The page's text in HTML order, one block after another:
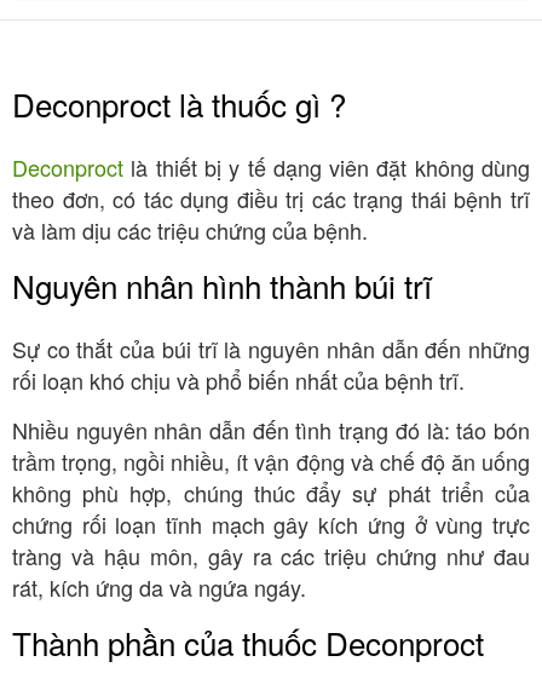
Deconproct là thuốc gì ?
Deconproct là thiết bị y tế dạng viên đặt không dùng
theo đơn, có tác dụng điều trị các trạng thái bệnh trĩ
và làm dịu các triệu chứng của bệnh.
Nguyên nhân hình thành búi trĩ
Sự co thắt của búi trĩ là nguyên nhân dẫn đến những
rối loạn khó chịu và phổ biến nhất của bệnh trĩ.
Nhiều nguyên nhân dẫn đến tình trạng đó là: táo bón
trầm trọng, ngồi nhiều, ít vận động và chế độ ăn uống
không phù hợp, chúng thúc đẩy sự phát triển của
chứng rối loạn tĩnh mạch gây kích ứng ở vùng trực
tràng và hậu môn, gây ra các triệu chứng như đau
rát, kích ứng da và ngứa ngáy.
Thành phần của thuốc Deconproct